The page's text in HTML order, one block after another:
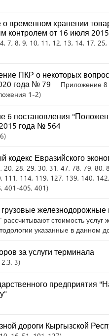
о временном хранении
контролем от 16 июля
, 7, 8, 9, 10, 11, 12, 13, 14, 17, 25,
ПКР о некоторых
года № 79
Приложение 8
1-2
6 постановления
2015 года № 564
кодекс Евразийского
, 20, 28, 29, 30, 31, 47, 78, 79, 80,
, 111, 114, 119, 127, 139, 140, 142
, 401-405, 401
грузовые железнодорожные
рассчитывают стоимость
указанные в данном
за услуги терминала
, 3
предприятия
дороги Кыргызской